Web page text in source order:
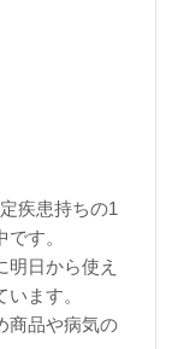
疾患持ちの1
す。
日から使え
ます。
商品や病気の